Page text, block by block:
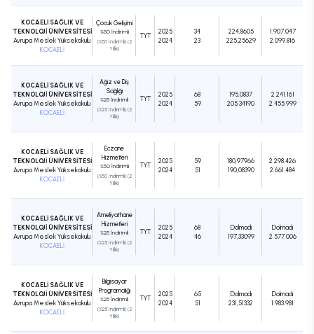
KOCAELİ SAĞLIK VE
TEKNOLOJİ ÜNİVERSİTESİ
Avrupa Meslek Yüksekokulu
KOCAELİ
Çocuk Gelişimi
%50 İndirimli
(%50 İndirimli) (2
Yıllık)
TYT
2025
2024
34
23
224,8605
225,25629
1.907.047
2.099.816
KOCAELİ SAĞLIK VE
TEKNOLOJİ ÜNİVERSİTESİ
Avrupa Meslek Yüksekokulu
KOCAELİ
Ağız ve Diş
Sağlığı
%25 İndirimli
(%25 İndirimli) (2
Yıllık)
TYT
2025
2024
68
59
195,0837
205,34190
2.241.161
2.455.999
KOCAELİ SAĞLIK VE
TEKNOLOJİ ÜNİVERSİTESİ
Avrupa Meslek Yüksekokulu
KOCAELİ
Eczane
Hizmetleri
%50 İndirimli
(%50 İndirimli) (2
Yıllık)
TYT
2025
2024
59
51
180,97966
190,08390
2.298.426
2.661.484
KOCAELİ SAĞLIK VE
TEKNOLOJİ ÜNİVERSİTESİ
Avrupa Meslek Yüksekokulu
KOCAELİ
Ameliyathane
Hizmetleri
%25 İndirimli
(%25 İndirimli) (2
Yıllık)
TYT
2025
2024
68
46
Dolmadı
197,33099
Dolmadı
2.577.006
KOCAELİ SAĞLIK VE
TEKNOLOJİ ÜNİVERSİTESİ
Avrupa Meslek Yüksekokulu
KOCAELİ
Bilgisayar
Programcılığı
%25 İndirimli
(%25 İndirimli) (2
Yıllık)
TYT
2025
2024
65
51
Dolmadı
231,51332
Dolmadı
1.983.981